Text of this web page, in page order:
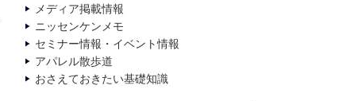
メディア掲載情報
ニッセンケンメモ
セミナー情報・イベント情報
アパレル散歩道
おさえておきたい基礎知識